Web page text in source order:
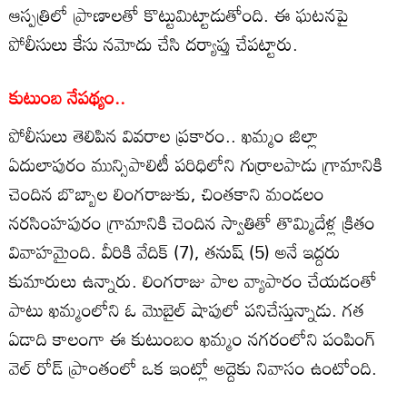
ఆస్పత్రిలో ప్రాణాలతో కొట్టుమిట్టాడుతోంది. ఈ ఘటనపై
పోలీసులు కేసు నమోదు చేసి దర్యాప్తు చేపట్టారు.
కుటుంబ నేపథ్యం..
పోలీసులు తెలిపిన వివరాల ప్రకారం.. ఖమ్మం జిల్లా
ఏదులాపురం మున్సిపాలిటీ పరిధిలోని గుర్రాలపాడు గ్రామానికి
చెందిన బొబ్బాల లింగరాజుకు, చింతకాని మండలం
నరసింహపురం గ్రామానికి చెందిన స్వాతితో తొమ్మిదేళ్ల క్రితం
వివాహమైంది. వీరికి వేదిక్ (7), తనుష్ (5) అనే ఇద్దరు
కుమారులు ఉన్నారు. లింగరాజు పాల వ్యాపారం చేయడంతో
పాటు ఖమ్మంలోని ఓ మొబైల్ షాపులో పనిచేస్తున్నాడు. గత
ఏడాది కాలంగా ఈ కుటుంబం ఖమ్మం నగరంలోని పంపింగ్
వెల్ రోడ్ ప్రాంతంలో ఒక ఇంట్లో అద్దెకు నివాసం ఉంటోంది.